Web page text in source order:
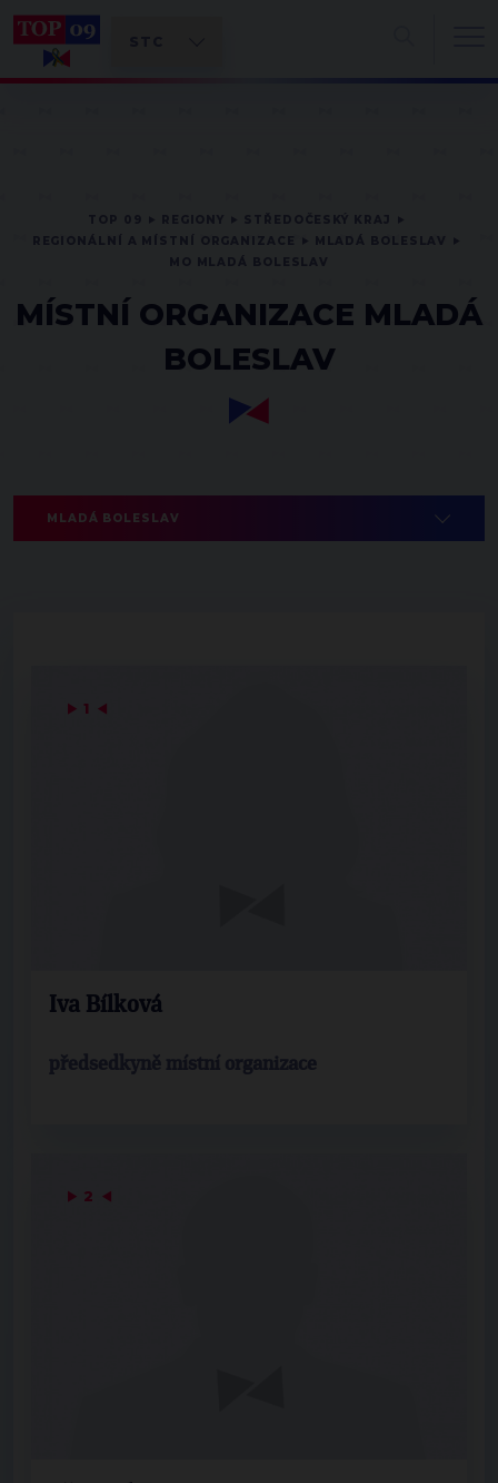
MÍSTNÍ ORGANIZACE MLADÁ
BOLESLAV
MLADÁ BOLESLAV
▶ 1 ◀
Iva Bílková
předsedkyně místní organizace
▶ 2 ◀